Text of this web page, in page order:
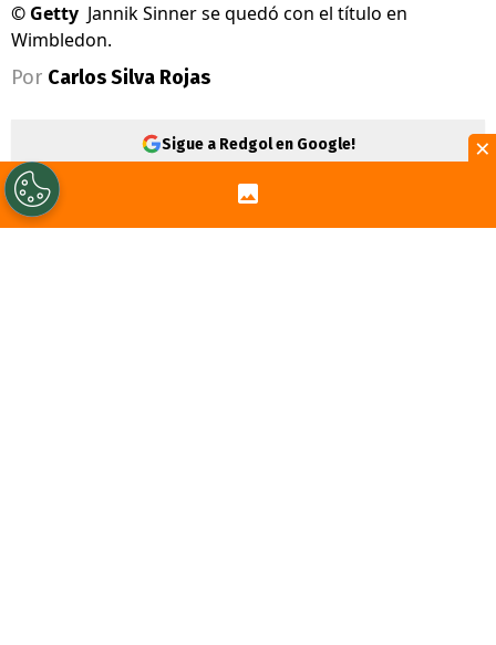
© Getty Jannik Sinner se quedó con el título en
Wimbledon.
Por Carlos Silva Rojas
Sigue a Redgol en Google!
Los grandes siempre se levantan. Luego de
×